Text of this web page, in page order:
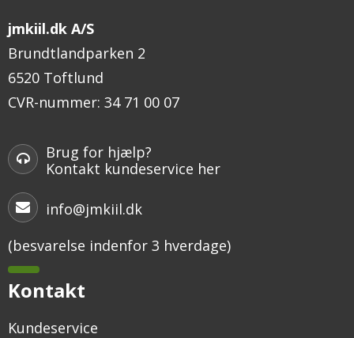
jmkiil.dk A/S
Brundtlandparken 2
6520 Toftlund
CVR-nummer: 34 71 00 07
Brug for hjælp?
Kontakt kundeservice her
info@jmkiil.dk
(besvarelse indenfor 3 hverdage)
Kontakt
Kundeservice